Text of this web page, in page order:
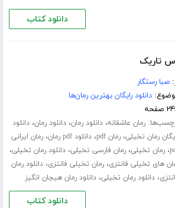
دانلود کتاب
تاریک
صبا رستگار
دانلود رایگان بهترین رمان‌ها
صفحه
رمان عاشقانه،دانلود رمان،دانلود رمان،دانلود
رمان تخیلی،رمان pdf ،دانلود pdf رمان ،رمان ایرانی
،رمان تخیلی،رمان فارسی تخیلی،دانلود رمان تخیلی،
های تخیلی فانتزی،رمان تخیلی فانتزی،دانلود رمان
،دانلود رمان تخیلی،دانلود رمان هیجان انگیز
دانلود کتاب